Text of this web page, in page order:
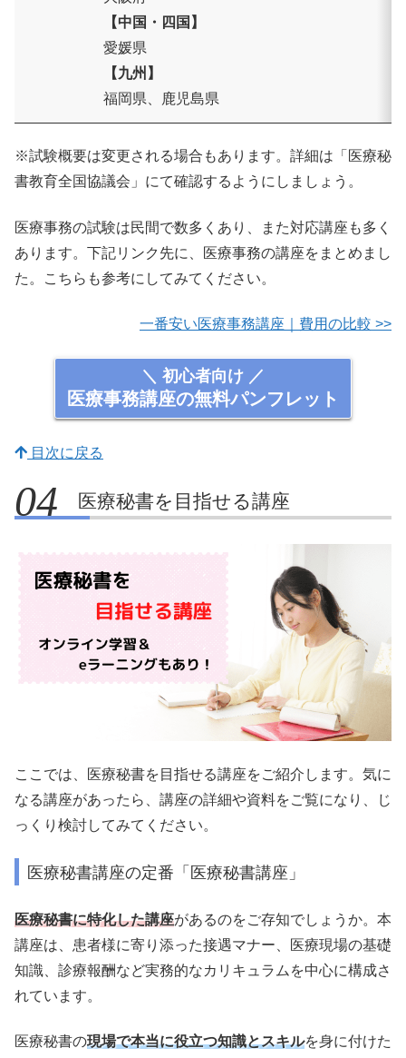
【中国・四国】
愛媛県
【九州】
福岡県、鹿児島県
※試験概要は変更される場合もあります。詳細は「医療秘
書教育全国協議会」にて確認するようにしましょう。
医療事務の試験は民間で数多くあり、また対応講座も多く
あります。下記リンク先に、医療事務の講座をまとめまし
た。こちらも参考にしてみてください。
一番安い医療事務講座｜費用の比較 >>
＼ 初心者向け ／
医療事務講座の無料パンフレット
目次に戻る
医療秘書を目指せる講座
ここでは、医療秘書を目指せる講座をご紹介します。気に
なる講座があったら、講座の詳細や資料をご覧になり、じ
っくり検討してみてください。
医療秘書講座の定番「医療秘書講座」
医療秘書に特化した講座があるのをご存知でしょうか。本
講座は、患者様に寄り添った接遇マナー、医療現場の基礎
知識、診療報酬など実務的なカリキュラムを中心に構成さ
れています。
医療秘書の現場で本当に役立つ知識とスキルを身に付けた